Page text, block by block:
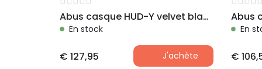
Abus casque HUD-Y velvet black L 57-61cm
En stock
€ 127,95 J'achète
En
€